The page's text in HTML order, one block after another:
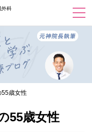
外科
55歳女性
55歳女性